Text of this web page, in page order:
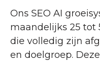
Ons SEO AI
maandelijks 25 tot
die volledig zijn
en doelgroep.